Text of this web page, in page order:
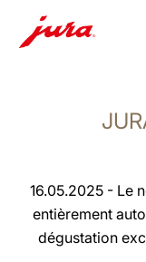
recherche
16.05.2025 - Le
entièrement
dégustation